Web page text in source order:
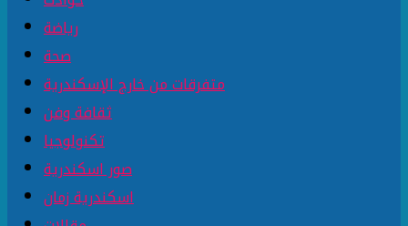
رياضة
صحة
متفرقات من خارج الإسكندرية
ثقافة وفن
تكنولوجيا
صور اسكندرية
اسكندرية زمان